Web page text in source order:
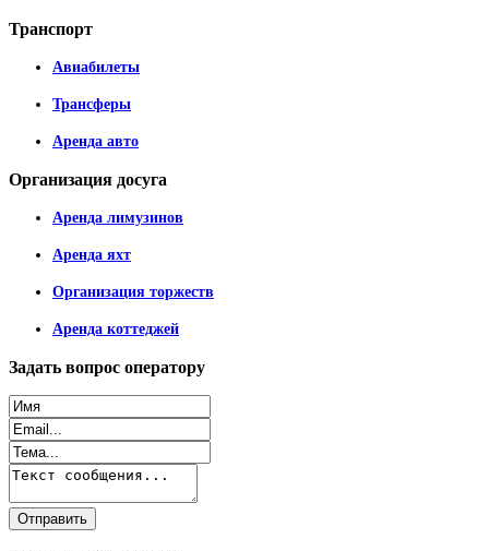
Транспорт
Авиабилеты
Трансферы
Аренда авто
Организация досуга
Аренда лимузинов
Аренда яхт
Организация торжеств
Аренда коттеджей
Задать вопрос оператору